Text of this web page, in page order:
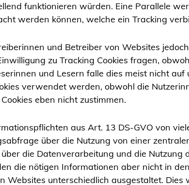
funktionieren würden. Eine Parallele
werden können, welche ein Tracking
und Betreiber von Websites
zu Tracking Cookies fragen,
und Lesern falle dies meist nicht auf
verwendet werden, obwohl die
eben nicht zustimmen.
aus Art. 13 DS-GVO von
über die Nutzung von einer
die Datenverarbeitung und die Nutzung
die nötigen Informationen aber nicht in
Websites unterschiedlich ausgestaltet. Dies